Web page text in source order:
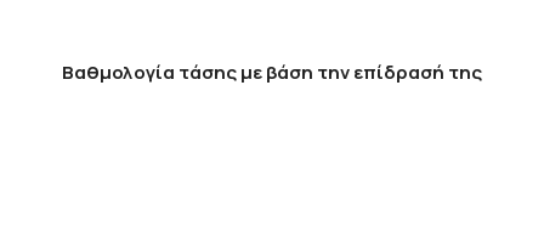
Βαθμολογία τάσης με βάση την επίδρασή της